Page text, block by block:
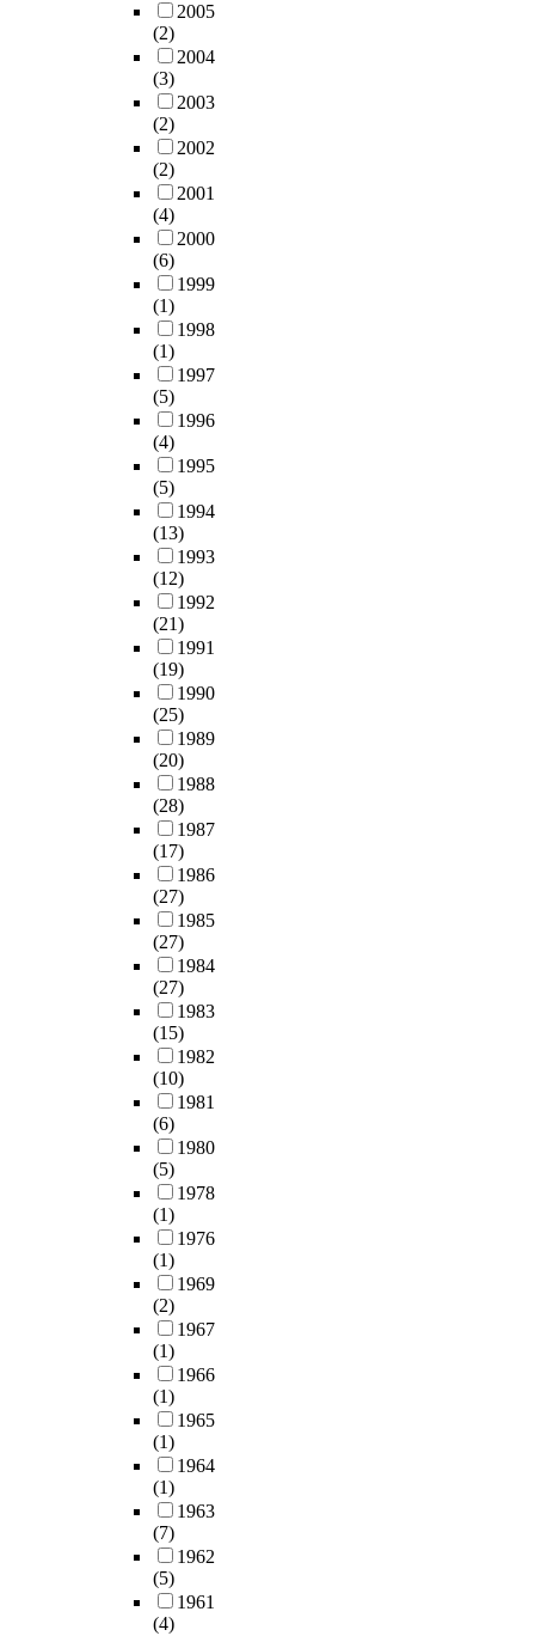
2005
(2)
2004
(3)
2003
(2)
2002
(2)
2001
(4)
2000
(6)
1999
(1)
1998
(1)
1997
(5)
1996
(4)
1995
(5)
1994
(13)
1993
(12)
1992
(21)
1991
(19)
1990
(25)
1989
(20)
1988
(28)
1987
(17)
1986
(27)
1985
(27)
1984
(27)
1983
(15)
1982
(10)
1981
(6)
1980
(5)
1978
(1)
1976
(1)
1969
(2)
1967
(1)
1966
(1)
1965
(1)
1964
(1)
1963
(7)
1962
(5)
1961
(4)